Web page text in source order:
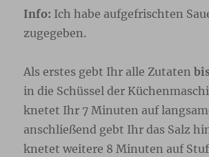
Info: Ich habe aufgefrischten
zugegeben.
Als erstes gebt Ihr alle Zutaten
in die Schüssel der
knetet Ihr 7 Minuten auf
anschließend gebt Ihr das Salz
knetet weitere 8 Minuten auf